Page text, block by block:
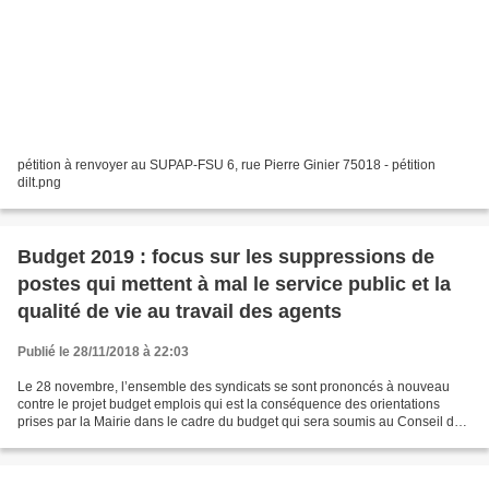
pétition à renvoyer au SUPAP-FSU 6, rue Pierre Ginier 75018 - pétition
dilt.png
Budget 2019 : focus sur les suppressions de
postes qui mettent à mal le service public et la
qualité de vie au travail des agents
Publié le 28/11/2018 à 22:03
Le 28 novembre, l’ensemble des syndicats se sont prononcés à nouveau
contre le projet budget emplois qui est la conséquence des orientations
prises par la Mairie dans le cadre du budget qui sera soumis au Conseil de